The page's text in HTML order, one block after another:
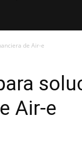
de Air-e
Air-e